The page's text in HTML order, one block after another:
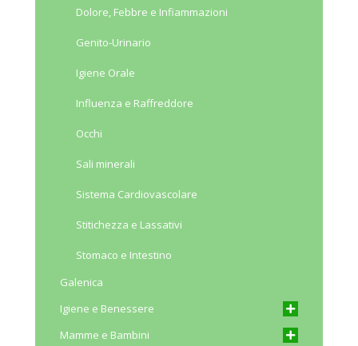
Dolore, Febbre e Infiammazioni
Genito-Urinario
Igiene Orale
Influenza e Raffreddore
Occhi
Sali minerali
Sistema Cardiovascolare
Stitichezza e Lassativi
Stomaco e Intestino
Galenica
Igiene e Benessere
Mamme e Bambini